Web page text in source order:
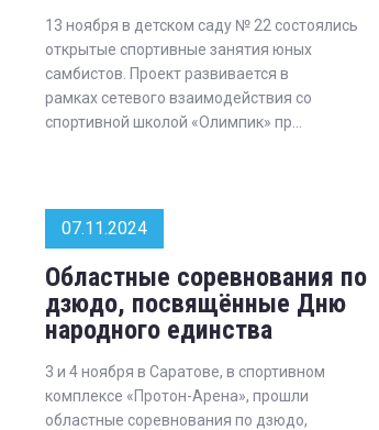
13 ноября в детском саду № 22 состоялись
открытые спортивные занятия юных
самбистов. Проект развивается в
рамках сетевого взаимодействия со
спортивной школой «Олимпик» пр...
07.11.2024
Областные соревнования по
дзюдо, посвящённые Дню
народного единства
3 и 4 ноября в Саратове, в спортивном
комплексе «Протон-Арена», прошли
областные соревнования по дзюдо,